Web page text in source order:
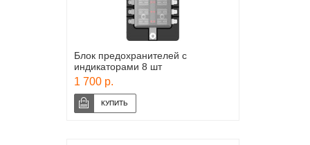
Блок предохранителей с
индикаторами 8 шт
1 700 р.